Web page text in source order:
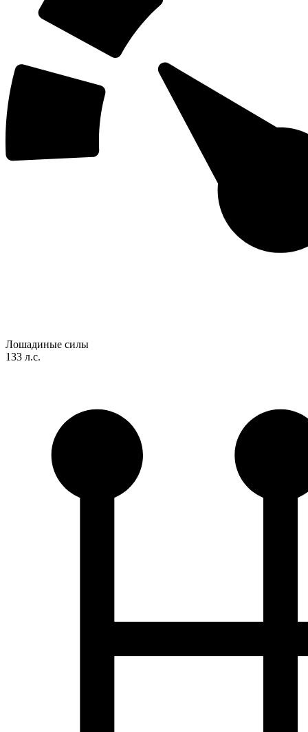
Лошадиные силы
133 л.с.